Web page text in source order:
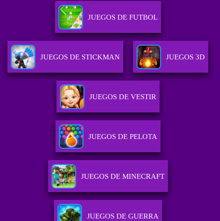
JUEGOS DE FUTBOL
JUEGOS DE STICKMAN JUEGOS 3D
JUEGOS DE VESTIR
JUEGOS DE PELOTA
JUEGOS DE MINECRAFT
JUEGOS DE GUERRA